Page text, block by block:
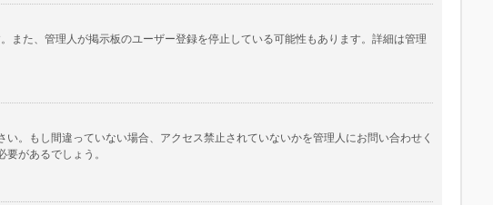
た、管理人が掲示板のユーザー登録を停止している可能性もあります。詳細は管理
。もし間違っていない場合、アクセス禁止されていないかを管理人にお問い合わせく
があるでしょう。